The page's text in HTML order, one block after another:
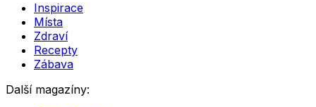
Inspirace
Místa
Zdraví
Recepty
Zábava
Další magazíny: